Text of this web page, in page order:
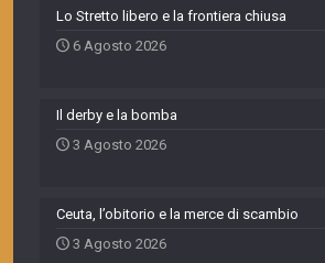
Lo Stretto libero e la frontiera chiusa
6 Agosto 2026
Il derby e la bomba
3 Agosto 2026
Ceuta, l’obitorio e la merce di scambio
3 Agosto 2026